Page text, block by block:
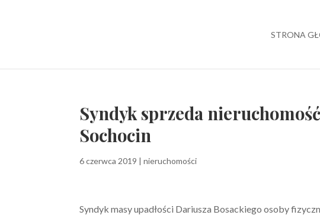
STRONA
Syndyk sprzeda
Sochocin
6 czerwca 2019 |nieruchomości
Syndyk masy upadłości Dariusza Bosackiego osoby